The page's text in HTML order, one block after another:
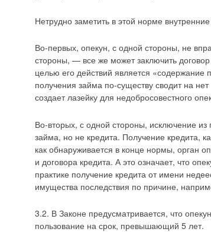
Нетрудно заметить в этой норме
Во-первых, опекун, с одной стороны, не
стороны, — все же может заключить
целью его действий является
получения займа по-существу сводит на
создает лазейку для недобросовестного
Во-вторых, с одной стороны, исключение
займа, но не кредита. Получение кредита,
как обнаруживается в конце нормы, орган
и договора кредита. А это означает, что
практике получение кредита от имени
имущества последствия по причине,
3.2. В Законе предусматривается, что
пользование на срок, превышающий 5 лет.